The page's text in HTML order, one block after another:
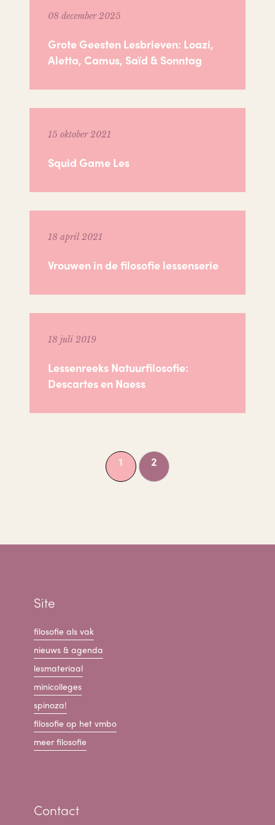
08 december 2025
Grote Geesten Lesbrieven: Loazi,
Aletta, Camus, Saïd & Sonntag
15 oktober 2021
Squid Game Les
18 april 2021
Vrouwen in de filosofie lessenserie
18 juli 2019
Lessenreeks Natuurfilosofie:
Descartes en Naess
1 2
Site
filosofie als vak
nieuws & agenda
lesmateriaal
minicolleges
spinoza!
filosofie op het vmbo
meer filosofie
Contact